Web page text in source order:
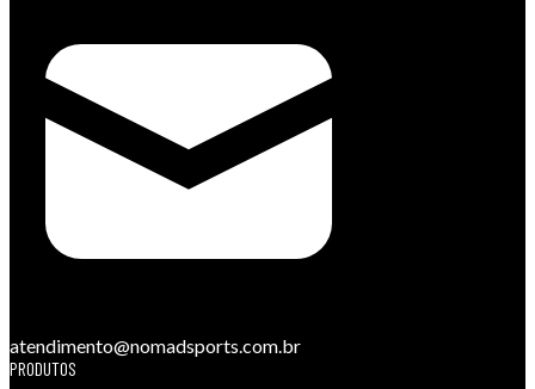
atendimento@nomadsports.com.br
PRODUTOS